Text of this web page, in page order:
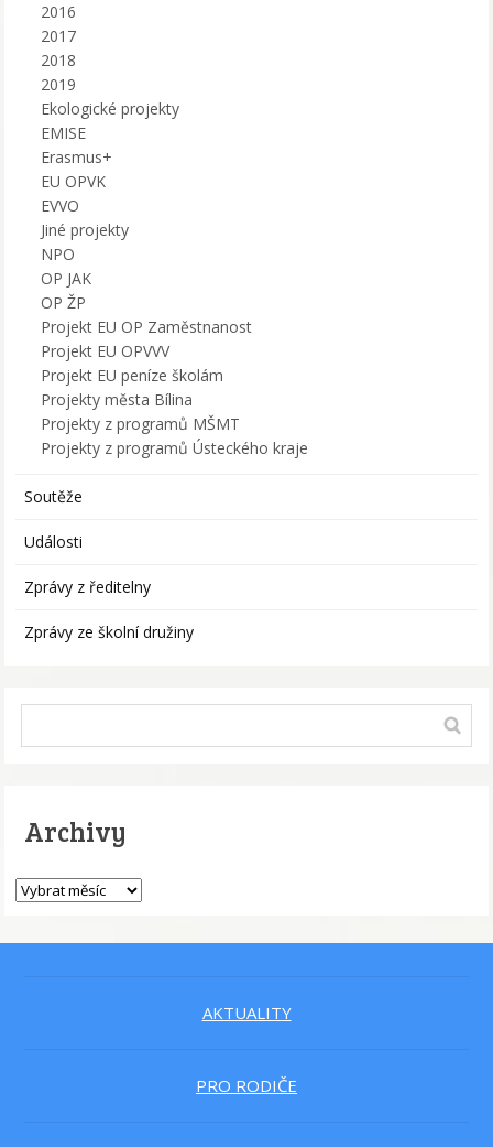
2016
2017
2018
2019
Ekologické projekty
EMISE
Erasmus+
EU OPVK
EVVO
Jiné projekty
NPO
OP JAK
OP ŽP
Projekt EU OP Zaměstnanost
Projekt EU OPVVV
Projekt EU peníze školám
Projekty města Bílina
Projekty z programů MŠMT
Projekty z programů Ústeckého kraje
Soutěže
Události
Zprávy z ředitelny
Zprávy ze školní družiny
Archivy
AKTUALITY
PRO RODIČE